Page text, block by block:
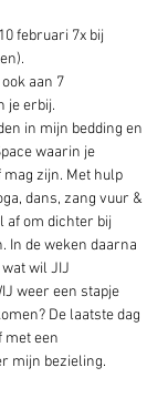
februari 7x bij
aan 7
je erbij.
in mijn bedding en
waarin je
zijn. Met hulp
dans, zang vuur &
af om dichter bij
In de weken daarna
wil JIJ
weer een stapje
De laatste dag
met een
mijn bezieling.